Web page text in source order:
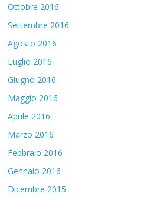
Ottobre 2016
Settembre 2016
Agosto 2016
Luglio 2016
Giugno 2016
Maggio 2016
Aprile 2016
Marzo 2016
Febbraio 2016
Gennaio 2016
Dicembre 2015